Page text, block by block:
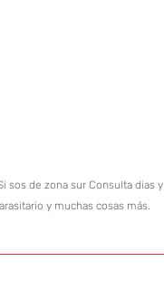
sos de zona sur Consulta dias y
y muchas cosas más.